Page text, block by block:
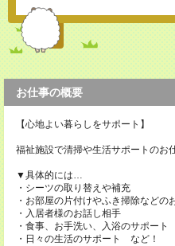
お仕事の概要
【心地よい暮らしをサポート】
福祉施設で清掃や生活サポートのお
▼具体的には…
・シーツの取り替えや補充
・お部屋の片付けやふき掃除などの
・入居者様のお話し相手
・食事、お手洗い、入浴のサポート
・日々の生活のサポート など！